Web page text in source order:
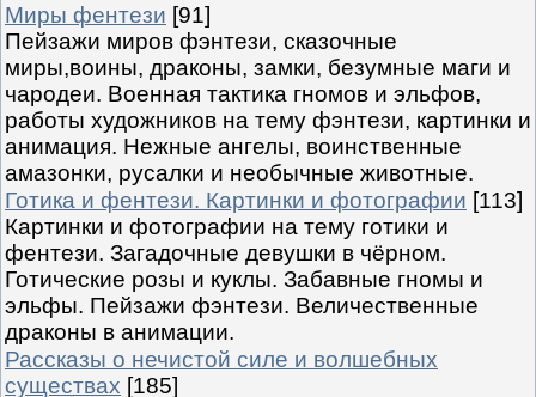
Миры фентези [91]
Пейзажи миров фэнтези, сказочные
миры,воины, драконы, замки, безумные маги и
чародеи. Военная тактика гномов и эльфов,
работы художников на тему фэнтези, картинки и
анимация. Нежные ангелы, воинственные
амазонки, русалки и необычные животные.
Готика и фентези. Картинки и фотографии [113]
Картинки и фотографии на тему готики и
фентези. Загадочные девушки в чёрном.
Готические розы и куклы. Забавные гномы и
эльфы. Пейзажи фэнтези. Величественные
драконы в анимации.
Рассказы о нечистой силе и волшебных
существах [185]